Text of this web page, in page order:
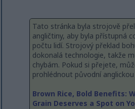
Tato stránka byla strojově
angličtiny, aby byla přístupná
počtu lidí. Strojový překlad
dokonalá technologie, takže
chybám. Pokud si přejete,
prohlédnout původní anglickou
Brown Rice, Bold Benefits:
Grain Deserves a Spot on